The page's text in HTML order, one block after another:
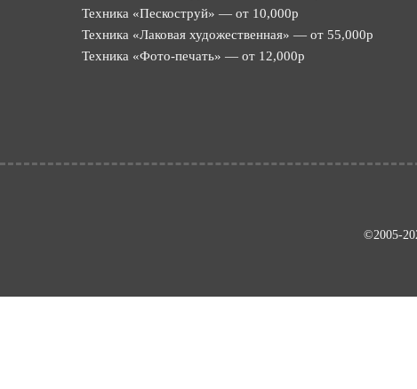
Техника «Пескоструй» — от 10,000р
Техника «Лаковая художественная» — от 55,000р
Техника «Фото-печать» — от 12,000р
©2005-